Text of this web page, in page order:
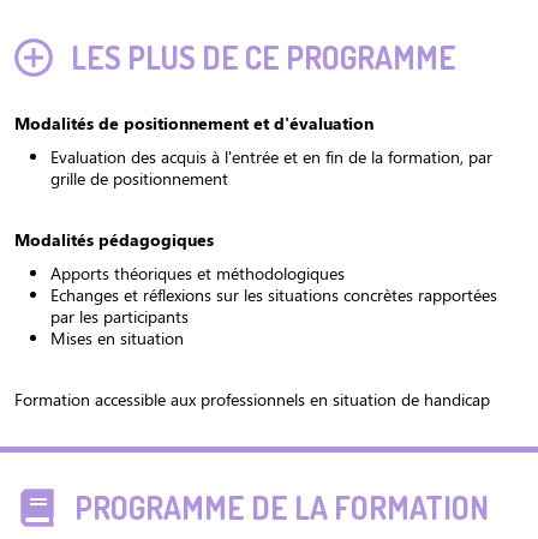
LES PLUS DE CE PROGRAMME
Modalités de positionnement et d'évaluation
Evaluation des acquis à l'entrée et en fin de la formation, par
grille de positionnement
Modalités pédagogiques
Apports théoriques et méthodologiques
Echanges et réflexions sur les situations concrètes rapportées
par les participants
Mises en situation
Formation accessible aux professionnels en situation de handicap
PROGRAMME DE LA FORMATION